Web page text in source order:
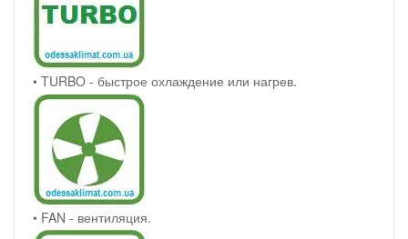
• TURBO - быстрое охлаждение или нагрев.
• FAN - вентиляция.